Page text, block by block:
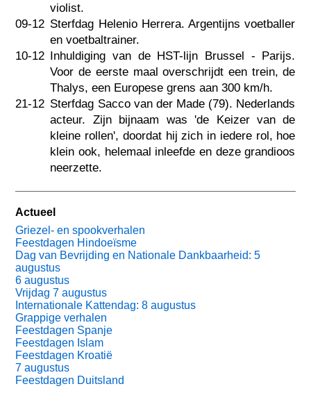
violist.
09-12 Sterfdag Helenio Herrera. Argentijns voetballer
en voetbaltrainer.
10-12
Inhuldiging van de HST-lijn Brussel - Parijs.
Voor de eerste maal overschrijdt een trein, de
Thalys, een Europese grens aan 300 km/h.
21-12 Sterfdag Sacco van der Made (79). Nederlands
acteur. Zijn bijnaam was 'de Keizer van de
kleine rollen', doordat hij zich in iedere rol, hoe
klein ook, helemaal inleefde en deze grandioos
neerzette.
Actueel
Griezel- en spookverhalen
Feestdagen Hindoeïsme
Dag van Bevrijding en Nationale Dankbaarheid: 5
augustus
6 augustus
Vrijdag 7 augustus
Internationale Kattendag: 8 augustus
Grappige verhalen
Feestdagen Spanje
Feestdagen Islam
Feestdagen Kroatië
7 augustus
Feestdagen Duitsland